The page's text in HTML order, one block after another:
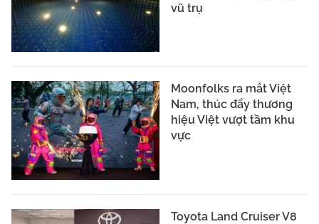
vũ trụ
Moonfolks ra mắt Việt
Nam, thúc đẩy thương
hiệu Việt vượt tầm khu
vực
Toyota Land Cruiser V8